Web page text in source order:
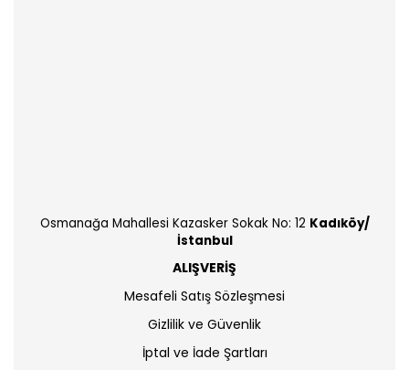
Osmanağa Mahallesi Kazasker Sokak No: 12 Kadıköy/
İstanbul
ALIŞVERİŞ
Mesafeli Satış Sözleşmesi
Gizlilik ve Güvenlik
İptal ve İade Şartları